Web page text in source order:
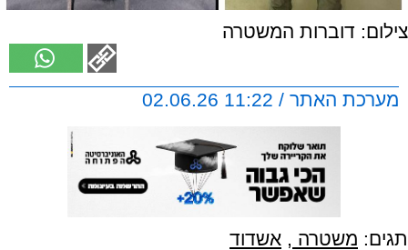
צילום: דוברות המשטרה
מערכת האתר / 11:22 02.06.26
תגים: משטרה , אשדוד